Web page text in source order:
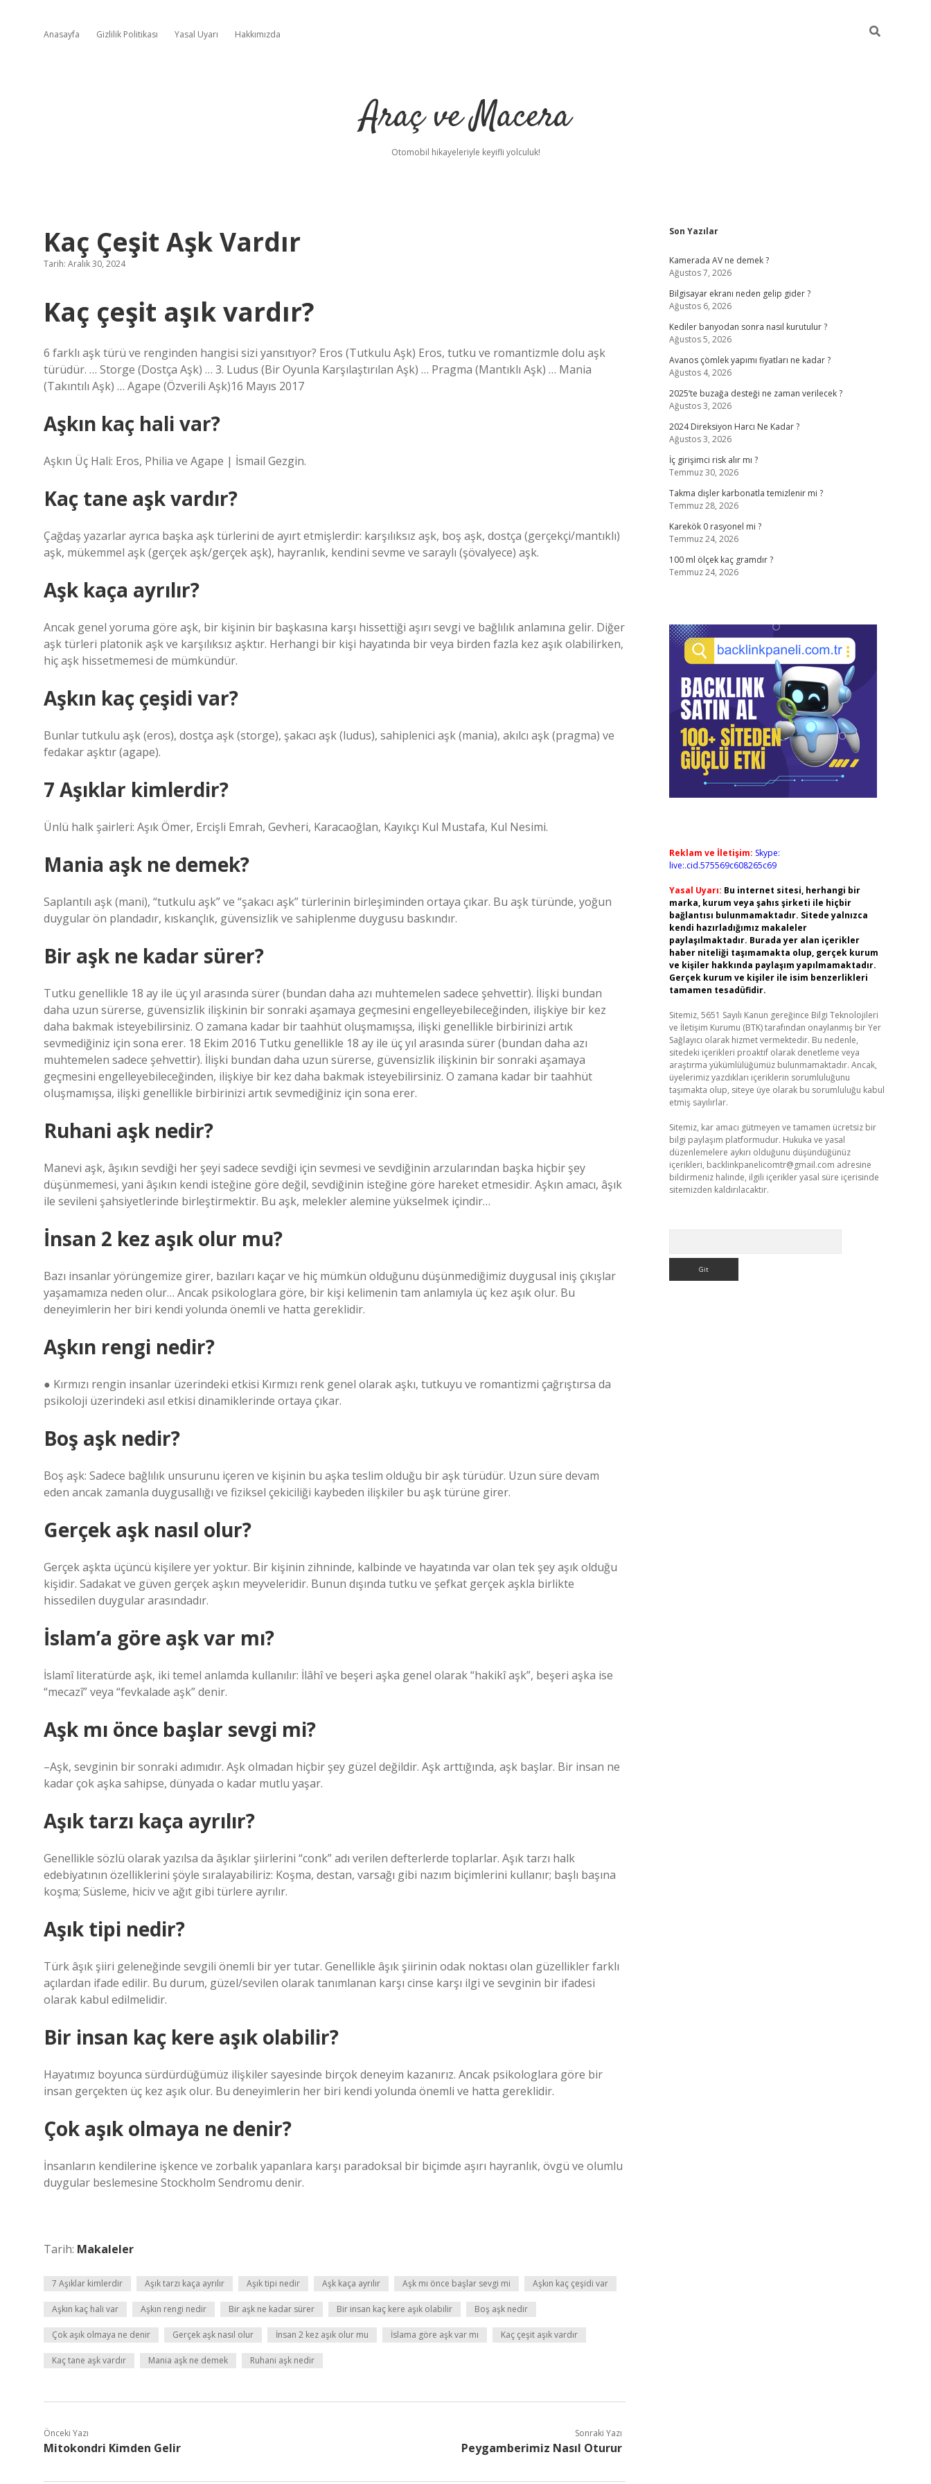
Anasayfa Gizlilik Politikası Yasal Uyarı Hakkımızda
Araç ve Macera
Otomobil hikayeleriyle keyifli yolculuk!
Kaç Çeşit Aşk Vardır
Tarih: Aralık 30, 2024
Kaç çeşit aşık vardır?
6 farklı aşk türü ve renginden hangisi sizi yansıtıyor? Eros (Tutkulu Aşk) Eros, tutku ve romantizmle dolu aşk
türüdür. … Storge (Dostça Aşk) … 3. Ludus (Bir Oyunla Karşılaştırılan Aşk) … Pragma (Mantıklı Aşk) … Mania
(Takıntılı Aşk) … Agape (Özverili Aşk)16 Mayıs 2017
Aşkın kaç hali var?
Aşkın Üç Hali: Eros, Philia ve Agape | İsmail Gezgin.
Kaç tane aşk vardır?
Çağdaş yazarlar ayrıca başka aşk türlerini de ayırt etmişlerdir: karşılıksız aşk, boş aşk, dostça (gerçekçi/mantıklı)
aşk, mükemmel aşk (gerçek aşk/gerçek aşk), hayranlık, kendini sevme ve saraylı (şövalyece) aşk.
Aşk kaça ayrılır?
Ancak genel yoruma göre aşk, bir kişinin bir başkasına karşı hissettiği aşırı sevgi ve bağlılık anlamına gelir. Diğer
aşk türleri platonik aşk ve karşılıksız aşktır. Herhangi bir kişi hayatında bir veya birden fazla kez aşık olabilirken,
hiç aşk hissetmemesi de mümkündür.
Aşkın kaç çeşidi var?
Bunlar tutkulu aşk (eros), dostça aşk (storge), şakacı aşk (ludus), sahiplenici aşk (mania), akılcı aşk (pragma) ve
fedakar aşktır (agape).
7 Aşıklar kimlerdir?
Ünlü halk şairleri: Aşık Ömer, Ercişli Emrah, Gevheri, Karacaoğlan, Kayıkçı Kul Mustafa, Kul Nesimi.
Mania aşk ne demek?
Saplantılı aşk (mani), “tutkulu aşk” ve “şakacı aşk” türlerinin birleşiminden ortaya çıkar. Bu aşk türünde, yoğun
duygular ön plandadır, kıskançlık, güvensizlik ve sahiplenme duygusu baskındır.
Bir aşk ne kadar sürer?
Tutku genellikle 18 ay ile üç yıl arasında sürer (bundan daha azı muhtemelen sadece şehvettir). İlişki bundan
daha uzun sürerse, güvensizlik ilişkinin bir sonraki aşamaya geçmesini engelleyebileceğinden, ilişkiye bir kez
daha bakmak isteyebilirsiniz. O zamana kadar bir taahhüt oluşmamışsa, ilişki genellikle birbirinizi artık
sevmediğiniz için sona erer. 18 Ekim 2016 Tutku genellikle 18 ay ile üç yıl arasında sürer (bundan daha azı
muhtemelen sadece şehvettir). İlişki bundan daha uzun sürerse, güvensizlik ilişkinin bir sonraki aşamaya
geçmesini engelleyebileceğinden, ilişkiye bir kez daha bakmak isteyebilirsiniz. O zamana kadar bir taahhüt
oluşmamışsa, ilişki genellikle birbirinizi artık sevmediğiniz için sona erer.
Ruhani aşk nedir?
Manevi aşk, âşıkın sevdiği her şeyi sadece sevdiği için sevmesi ve sevdiğinin arzularından başka hiçbir şey
düşünmemesi, yani âşıkın kendi isteğine göre değil, sevdiğinin isteğine göre hareket etmesidir. Aşkın amacı, âşık
ile sevileni şahsiyetlerinde birleştirmektir. Bu aşk, melekler alemine yükselmek içindir…
İnsan 2 kez aşık olur mu?
Bazı insanlar yörüngemize girer, bazıları kaçar ve hiç mümkün olduğunu düşünmediğimiz duygusal iniş çıkışlar
yaşamamıza neden olur… Ancak psikologlara göre, bir kişi kelimenin tam anlamıyla üç kez aşık olur. Bu
deneyimlerin her biri kendi yolunda önemli ve hatta gereklidir.
Aşkın rengi nedir?
● Kırmızı rengin insanlar üzerindeki etkisi Kırmızı renk genel olarak aşkı, tutkuyu ve romantizmi çağrıştırsa da
psikoloji üzerindeki asıl etkisi dinamiklerinde ortaya çıkar.
Boş aşk nedir?
Boş aşk: Sadece bağlılık unsurunu içeren ve kişinin bu aşka teslim olduğu bir aşk türüdür. Uzun süre devam
eden ancak zamanla duygusallığı ve fiziksel çekiciliği kaybeden ilişkiler bu aşk türüne girer.
Gerçek aşk nasıl olur?
Gerçek aşkta üçüncü kişilere yer yoktur. Bir kişinin zihninde, kalbinde ve hayatında var olan tek şey aşık olduğu
kişidir. Sadakat ve güven gerçek aşkın meyveleridir. Bunun dışında tutku ve şefkat gerçek aşkla birlikte
hissedilen duygular arasındadır.
İslam’a göre aşk var mı?
İslamî literatürde aşk, iki temel anlamda kullanılır: İlâhî ve beşeri aşka genel olarak “hakikî aşk”, beşeri aşka ise
“mecazî” veya “fevkalade aşk” denir.
Aşk mı önce başlar sevgi mi?
–Aşk, sevginin bir sonraki adımıdır. Aşk olmadan hiçbir şey güzel değildir. Aşk arttığında, aşk başlar. Bir insan ne
kadar çok aşka sahipse, dünyada o kadar mutlu yaşar.
Aşık tarzı kaça ayrılır?
Genellikle sözlü olarak yazılsa da âşıklar şiirlerini “conk” adı verilen defterlerde toplarlar. Aşık tarzı halk
edebiyatının özelliklerini şöyle sıralayabiliriz: Koşma, destan, varsağı gibi nazım biçimlerini kullanır; başlı başına
koşma; Süsleme, hiciv ve ağıt gibi türlere ayrılır.
Aşık tipi nedir?
Türk âşık şiiri geleneğinde sevgili önemli bir yer tutar. Genellikle âşık şiirinin odak noktası olan güzellikler farklı
açılardan ifade edilir. Bu durum, güzel/sevilen olarak tanımlanan karşı cinse karşı ilgi ve sevginin bir ifadesi
olarak kabul edilmelidir.
Bir insan kaç kere aşık olabilir?
Hayatımız boyunca sürdürdüğümüz ilişkiler sayesinde birçok deneyim kazanırız. Ancak psikologlara göre bir
insan gerçekten üç kez aşık olur. Bu deneyimlerin her biri kendi yolunda önemli ve hatta gereklidir.
Çok aşık olmaya ne denir?
İnsanların kendilerine işkence ve zorbalık yapanlara karşı paradoksal bir biçimde aşırı hayranlık, övgü ve olumlu
duygular beslemesine Stockholm Sendromu denir.
Tarih: Makaleler
7 Aşıklar kimlerdir Aşık tarzı kaça ayrılır Aşık tipi nedir Aşk kaça ayrılır Aşk mı önce başlar sevgi mi Aşkın kaç çeşidi var
Aşkın kaç hali var Aşkın rengi nedir Bir aşk ne kadar sürer Bir insan kaç kere aşık olabilir Boş aşk nedir
Çok aşık olmaya ne denir Gerçek aşk nasıl olur İnsan 2 kez aşık olur mu İslama göre aşk var mı Kaç çeşit aşık vardır
Kaç tane aşk vardır Mania aşk ne demek Ruhani aşk nedir
Önceki Yazı
Mitokondri Kimden Gelir
Sonraki Yazı
Peygamberimiz Nasıl Oturur
Sidebar
Son Yazılar
Kamerada AV ne demek ?
Ağustos 7, 2026
Bilgisayar ekranı neden gelip gider ?
Ağustos 6, 2026
Kediler banyodan sonra nasıl kurutulur ?
Ağustos 5, 2026
Avanos çömlek yapımı fiyatları ne kadar ?
Ağustos 4, 2026
2025’te buzağa desteği ne zaman verilecek ?
Ağustos 3, 2026
2024 Direksiyon Harcı Ne Kadar ?
Ağustos 3, 2026
İç girişimci risk alır mı ?
Temmuz 30, 2026
Takma dişler karbonatla temizlenir mi ?
Temmuz 28, 2026
Karekök 0 rasyonel mi ?
Temmuz 24, 2026
100 ml ölçek kaç gramdır ?
Temmuz 24, 2026
Reklam ve İletişim: Skype:
live:.cid.575569c608265c69
Yasal Uyarı: Bu internet sitesi, herhangi bir
marka, kurum veya şahıs şirketi ile hiçbir
bağlantısı bulunmamaktadır. Sitede yalnızca
kendi hazırladığımız makaleler
paylaşılmaktadır. Burada yer alan içerikler
haber niteliği taşımamakta olup, gerçek kurum
ve kişiler hakkında paylaşım yapılmamaktadır.
Gerçek kurum ve kişiler ile isim benzerlikleri
tamamen tesadüfidir.
Sitemiz, 5651 Sayılı Kanun gereğince Bilgi Teknolojileri
ve İletişim Kurumu (BTK) tarafından onaylanmış bir Yer
Sağlayıcı olarak hizmet vermektedir. Bu nedenle,
sitedeki içerikleri proaktif olarak denetleme veya
araştırma yükümlülüğümüz bulunmamaktadır. Ancak,
üyelerimiz yazdıkları içeriklerin sorumluluğunu
taşımakta olup, siteye üye olarak bu sorumluluğu kabul
etmiş sayılırlar.
Sitemiz, kar amacı gütmeyen ve tamamen ücretsiz bir
bilgi paylaşım platformudur. Hukuka ve yasal
düzenlemelere aykırı olduğunu düşündüğünüz
içerikleri, backlinkpanelicomtr@gmail.com adresine
bildirmeniz halinde, ilgili içerikler yasal süre içerisinde
sitemizden kaldırılacaktır.